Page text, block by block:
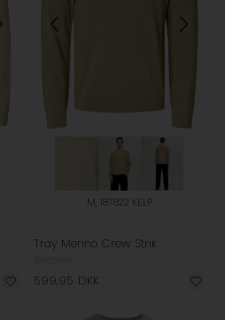
M, 187822 KELP
Tray Merino Crew Strik
599,95 DKK